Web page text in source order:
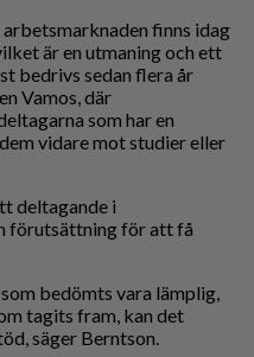
finns idag
är en utmaning och ett
bedrivs sedan flera år
Vamos, där
som har en
vidare mot studier eller
deltagande i
förutsättning för att få
bedömts vara lämplig,
tagits fram, kan det
säger Berntson.